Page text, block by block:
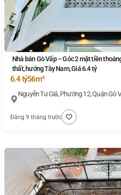
Nhà bán Gò Vấp – Góc 2 mặt tiền
thất, hướng Tây Nam, Giá 6.4 tỷ
6.4 tỷ56m²
Nguyễn Tư Giả, Phường 12, Quận Gò
Đăng 9 tháng trước